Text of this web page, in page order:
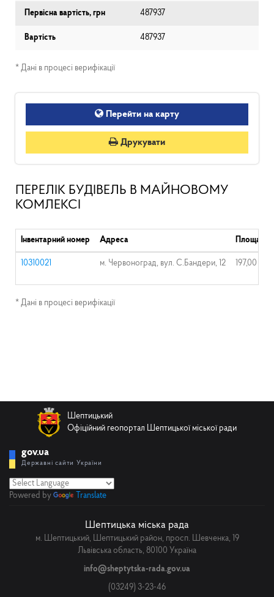
Первісна вартість, грн 487937
Вартість 487937
* Дані в процесі верифікації
Перейти на карту
Друкувати
ПЕРЕЛІК БУДІВЕЛЬ В МАЙНОВОМУ
КОМЛЕКСІ
Інвентарний номер Адреса Площа,
10310021 м. Червоноград, вул. С.Бандери, 12 197,00
* Дані в процесі верифікації
Шептицький
Офіційний геопортал Шептицької міської ради
gov.ua
Державні сайти України
Powered by Translate
Шептицька міська рада
м. Шептицький, Шептицький район, просп. Шевченка, 19
Львівська область, 80100 Україна
info@sheptytska-rada.gov.ua
(03249) 3-23-46